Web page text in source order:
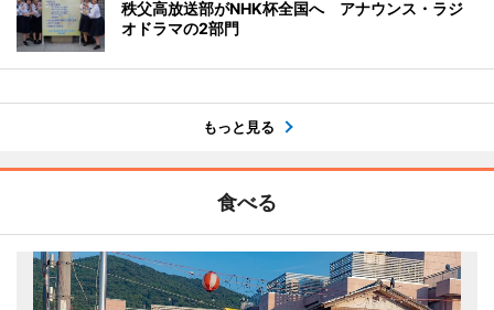
秩父高放送部がNHK杯全国へ アナウンス・ラジ
オドラマの2部門
もっと見る
食べる